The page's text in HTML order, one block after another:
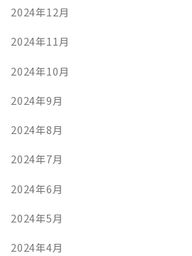
2024年12月
2024年11月
2024年10月
2024年9月
2024年8月
2024年7月
2024年6月
2024年5月
2024年4月